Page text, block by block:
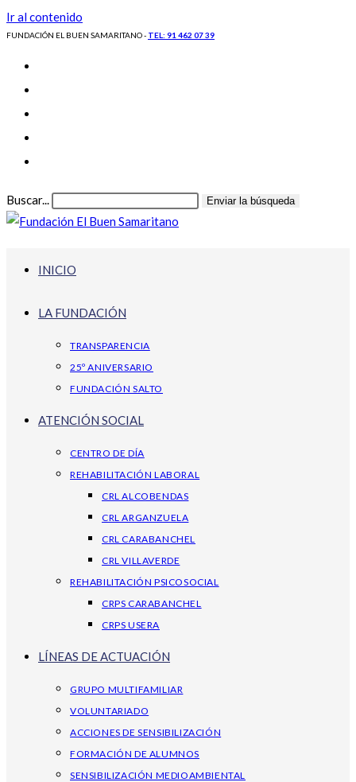
Ir al contenido
FUNDACIÓN EL BUEN SAMARITANO - TEL: 91 462 07 39
Buscar... Enviar la búsqueda
INICIO
LA FUNDACIÓN
TRANSPARENCIA
25º ANIVERSARIO
FUNDACIÓN SALTO
ATENCIÓN SOCIAL
CENTRO DE DÍA
REHABILITACIÓN LABORAL
CRL ALCOBENDAS
CRL ARGANZUELA
CRL CARABANCHEL
CRL VILLAVERDE
REHABILITACIÓN PSICOSOCIAL
CRPS CARABANCHEL
CRPS USERA
LÍNEAS DE ACTUACIÓN
GRUPO MULTIFAMILIAR
VOLUNTARIADO
ACCIONES DE SENSIBILIZACIÓN
FORMACIÓN DE ALUMNOS
SENSIBILIZACIÓN MEDIOAMBIENTAL